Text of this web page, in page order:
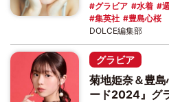
グラビア 水着
集英社
豊島心桜
DOLCE編集部
グラビア
菊地姫奈＆豊
ード2024』グ